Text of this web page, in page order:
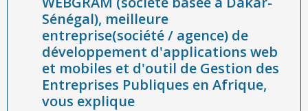
web et mobiles et d'outil de Gestion des Entreprises Publiques
en Afrique, vous explique
Sénégal), meilleure
entreprise(société / agence) de
développement d'applications web
et mobiles et d'outil de Gestion des
Entreprises Publiques en Afrique,
vous explique